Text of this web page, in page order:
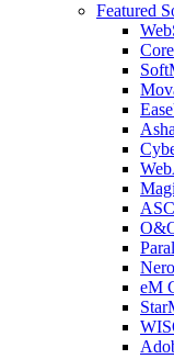
Featured
Nero
eM